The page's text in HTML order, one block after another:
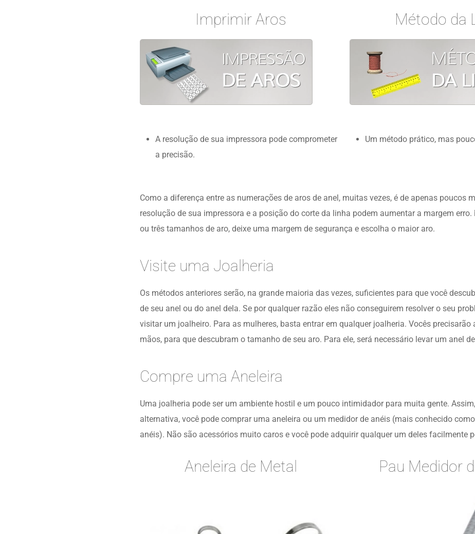
Imprimir Aros
A resolução de sua impressora pode comprometer
a precisão.
Método da
Um método prático, mas
Como a diferença entre as numerações de aros de anel, muitas vezes, é de apenas poucos
resolução de sua impressora e a posição do corte da linha podem aumentar a margem
ou três tamanhos de aro, deixe uma margem de segurança e escolha o maior aro.
Visite uma Joalheria
Os métodos anteriores serão, na grande maioria das vezes, suficientes para que você
de seu anel ou do anel dela. Se por qualquer razão eles não conseguirem resolver o seu
visitar um joalheiro. Para as mulheres, basta entrar em qualquer joalheria. Vocês precisarão
mãos, para que descubram o tamanho de seu aro. Para ele, será necessário levar um anel
Compre uma Aneleira
Uma joalheria pode ser um ambiente hostil e um pouco intimidador para muita gente.
alternativa, você pode comprar uma aneleira ou um medidor de anéis (mais conhecido
anéis). Não são acessórios muito caros e você pode adquirir qualquer um deles facilmente
Aneleira de Metal Pau Medidor